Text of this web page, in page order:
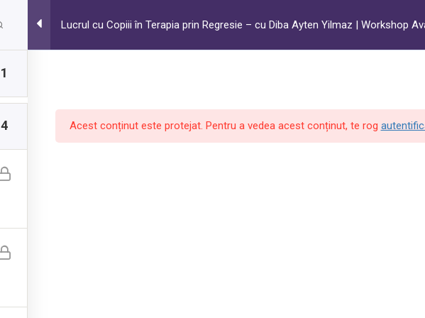
Despre noi Cursuri Shop ...
Terapie prin Regresie Victor Chirea
Lucrul cu Copiii în Terapia prin Regresie – cu Diba Ayten Yilmaz | Workshop
1
4 Acest conținut este protejat. Pentru a vedea acest conținut, te rog